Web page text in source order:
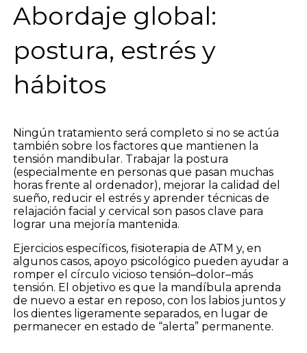
Abordaje global:
postura, estrés y
hábitos
Ningún tratamiento será completo si no se actúa
también sobre los factores que mantienen la
tensión mandibular. Trabajar la postura
(especialmente en personas que pasan muchas
horas frente al ordenador), mejorar la calidad del
sueño, reducir el estrés y aprender técnicas de
relajación facial y cervical son pasos clave para
lograr una mejoría mantenida.
Ejercicios específicos, fisioterapia de ATM y, en
algunos casos, apoyo psicológico pueden ayudar a
romper el círculo vicioso tensión–dolor–más
tensión. El objetivo es que la mandíbula aprenda
de nuevo a estar en reposo, con los labios juntos y
los dientes ligeramente separados, en lugar de
permanecer en estado de “alerta” permanente.